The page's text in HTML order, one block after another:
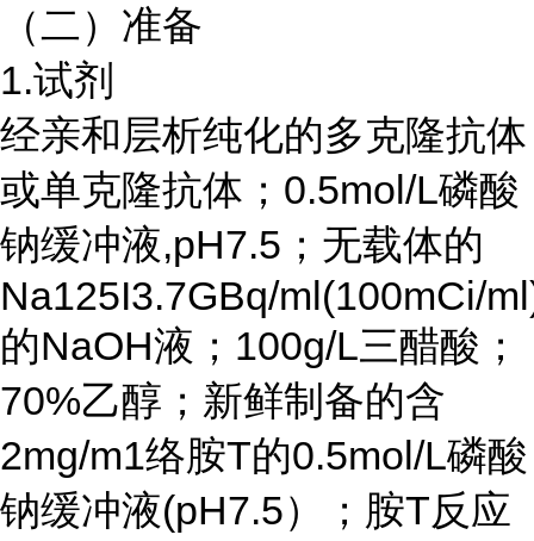
（二）准备
1.试剂
经亲和层析纯化的多克隆抗体
或单克隆抗体； 0.5mol/L磷酸
钠缓冲液,pH7.5；无载体的
Na125I3.7GBq/ml(100mCi/
的NaOH液；100g/L三醋酸；
70%乙醇；新鲜制备的含
2mg/m1络胺T的0.5mol/L磷酸
钠缓冲液(pH7.5）；胺T反应